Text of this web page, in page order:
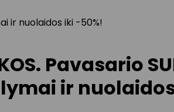
ir nuolaidos iki -50%!
Pavasario
ir